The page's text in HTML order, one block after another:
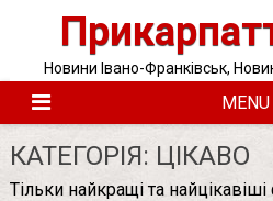
Новини Івано-Франківськ,
MENU
КАТЕГОРІЯ: ЦІКАВО
Тільки найкращі та